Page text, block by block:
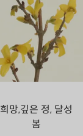
희망,깊은 정, 달성
봄